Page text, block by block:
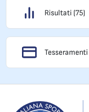
Risultati (75)
Tesseramenti